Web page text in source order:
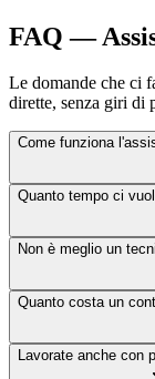
FAQ —
Le domande che ci
dirette, senza giri di
Come funziona
Quanto tempo ci
Non è meglio un
Quanto costa un
Lavorate anche con